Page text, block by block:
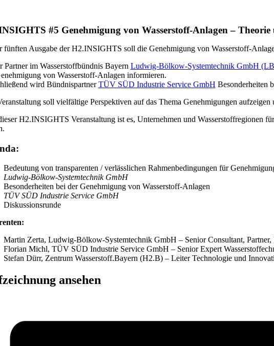
#5 Genehmigung von Wasserstoff-Anlagen – Theorie
fünften Ausgabe der H2.INSIGHTS soll die Genehmigung von Wasserstoff-
Partner im Wasserstoffbündnis Bayern Ludwig-Bölkow-Systemtechnik GmbH
von Wasserstoff-Anlagen informieren.
wird BündnispartnerTÜV SÜD Industrie Service GmbH Besonderheiten
soll vielfältige Perspektiven auf das Thema Genehmigungen
H2.INSIGHTS Veranstaltung ist es, Unternehmen und Wasserstoffregionen
Bedeutung von transparenten / verlässlichen Rahmenbedingungen für
Ludwig-Bölkow-Systemtechnik GmbH
Besonderheiten bei der Genehmigung von Wasserstoff-Anlagen
TÜV SÜD Industrie Service GmbH
Diskussionsrunde
Martin Zerta, Ludwig-Bölkow-Systemtechnik GmbH – Senior Consultant, Partner,
Florian Michl, TÜV SÜD Industrie Service GmbH – Senior Expert
Stefan Dürr, Zentrum Wasserstoff.Bayern (H2.B) – Leiter Technologie und
ansehen